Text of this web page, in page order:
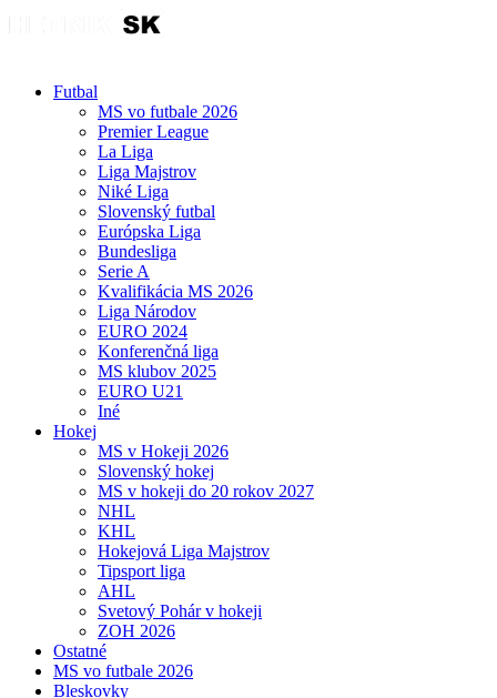
Futbal
MS vo futbale 2026
Premier League
La Liga
Liga Majstrov
Niké Liga
Slovenský futbal
Európska Liga
Bundesliga
Serie A
Kvalifikácia MS 2026
Liga Národov
EURO 2024
Konferenčná liga
MS klubov 2025
EURO U21
Iné
Hokej
MS v Hokeji 2026
Slovenský hokej
MS v hokeji do 20 rokov 2027
NHL
KHL
Hokejová Liga Majstrov
Tipsport liga
AHL
Svetový Pohár v hokeji
ZOH 2026
Ostatné
MS vo futbale 2026
Bleskovky